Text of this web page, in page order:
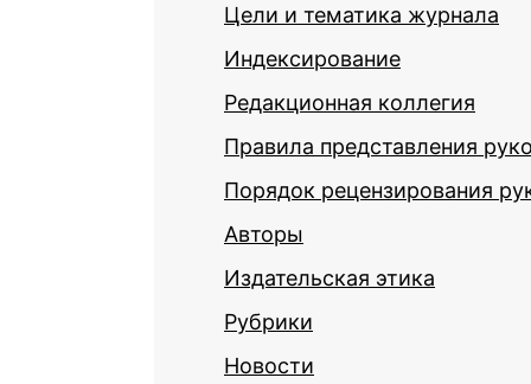
Цели и тематика журнала
Индексирование
Редакционная коллегия
Правила представления
Порядок рецензирования
Авторы
Издательская этика
Рубрики
Новости